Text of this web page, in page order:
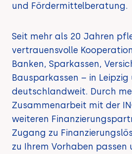
und Fördermittelberatung.
Seit mehr als 20 Jahren
vertrauensvolle
Banken, Sparkassen,
Bausparkassen – in Leipzig
deutschlandweit. Durch
Zusammenarbeit mit der
weiteren
Zugang zu
zu Ihrem Vorhaben